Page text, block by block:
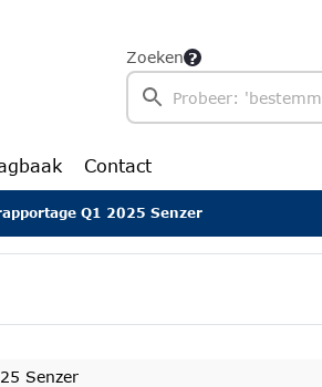
Zoeken
Contact
Q1 2025 Senzer
Senzer